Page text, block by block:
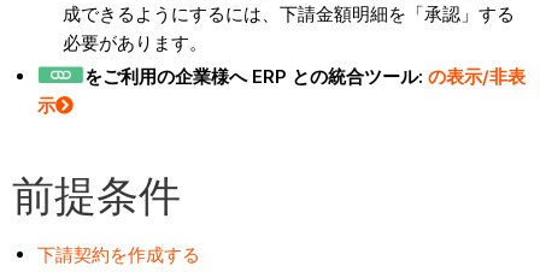
成できるようにするには、下請金額明細を「承認」する
必要があります。
をご利用の企業様へ ERP との統合ツール: の表示/非表
示
前提条件
下請契約を作成する